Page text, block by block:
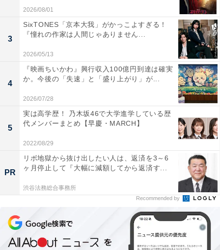
ちいかわ なんか小さくてかわいいやつ（１） (モーニン
次ページ
うさぎが「草むしり模試」を採点
し直すエピソードも見る！
2026/08/01
3
SixTONES「京本大我」がかっこよすぎる！
『憧れの作家は人間じゃありません...
2026/05/13
4
『映画ちいかわ』興行収入100億円到達は確実
か。今後の「失速」と「盛り上がり」が...
2026/07/28
5
実は高学歴！ 乃木坂46で大学進学している歴
代メンバーまとめ【早慶・MARCH】
2022/08/29
PR
リボ地獄から抜け出したい人は、返済を3～6
ヶ月停止して『大幅に減額してから返済す...
渋谷法務総合事務所
Recommended by